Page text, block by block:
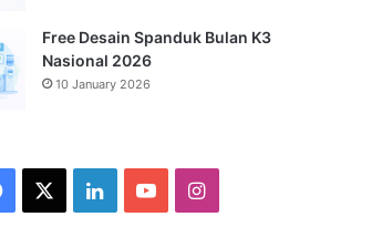
Free Desain Spanduk Bulan K3
Nasional 2026
10 January 2026
Facebook LinkedInYouTubeInstagram